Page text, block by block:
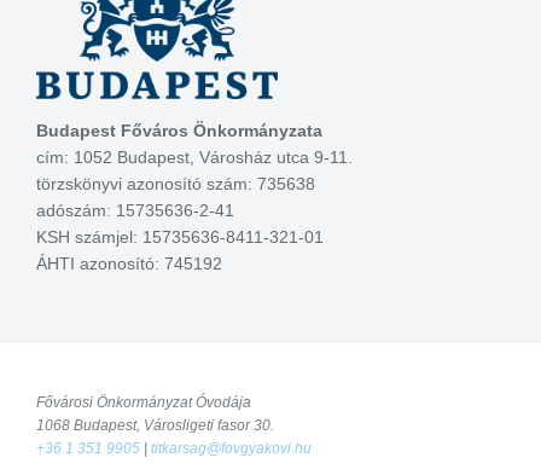
Budapest Főváros Önkormányzata
cím: 1052 Budapest, Városház utca 9-11.
törzskönyvi azonosító szám: 735638
adószám: 15735636-2-41
KSH számjel: 15735636-8411-321-01
ÁHTI azonosító: 745192
Fővárosi Önkormányzat Óvodája
1068 Budapest, Városligeti fasor 30.
+36 1 351 9905
titkarsag@fovgyakovi.hu